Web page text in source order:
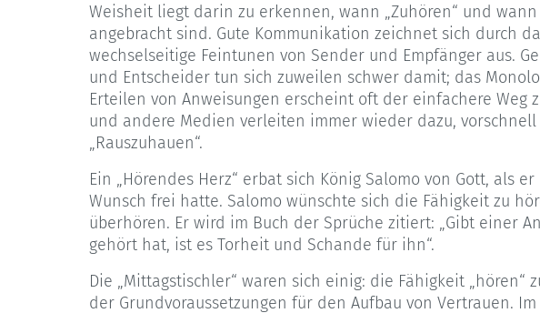
Weisheit liegt darin zu erkennen, wann „Zuhören“ und wann
angebracht sind. Gute Kommunikation zeichnet sich durch
wechselseitige Feintunen von Sender und Empfänger aus.
und Entscheider tun sich zuweilen schwer damit; das
Erteilen von Anweisungen erscheint oft der einfachere Weg
und andere Medien verleiten immer wieder dazu,
„Rauszuhauen“.
Ein „Hörendes Herz“ erbat sich König Salomo von Gott, als
Wunsch frei hatte. Salomo wünschte sich die Fähigkeit zu
überhören. Er wird im Buch der Sprüche zitiert: „Gibt einer
gehört hat, ist es Torheit und Schande für ihn“.
Die „Mittagstischler“ waren sich einig: die Fähigkeit „hören“
der Grundvoraussetzungen für den Aufbau von Vertrauen.